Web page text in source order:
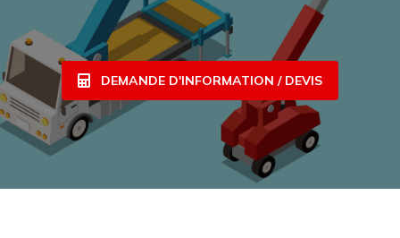
DEMANDE D'INFORMATION / DEVIS